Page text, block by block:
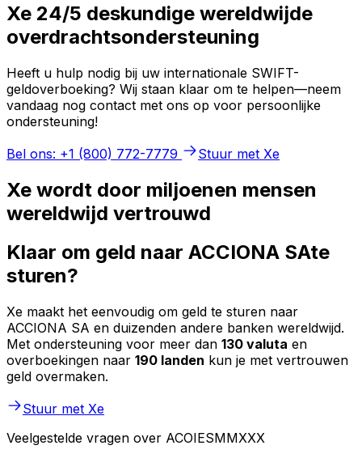
Xe 24/5 deskundige wereldwijde
overdrachtsondersteuning
Heeft u hulp nodig bij uw internationale SWIFT-
geldoverboeking? Wij staan klaar om te helpen—neem
vandaag nog contact met ons op voor persoonlijke
ondersteuning!
Bel ons: +1 (800) 772-7779
Stuur met Xe
Xe wordt door miljoenen mensen
wereldwijd vertrouwd
Klaar om geld naar ACCIONA SAte
sturen?
Xe maakt het eenvoudig om geld te sturen naar
ACCIONA SA en duizenden andere banken wereldwijd.
Met ondersteuning voor meer dan 130 valuta en
overboekingen naar 190 landen kun je met vertrouwen
geld overmaken.
Stuur met Xe
Veelgestelde vragen over ACOIESMMXXX